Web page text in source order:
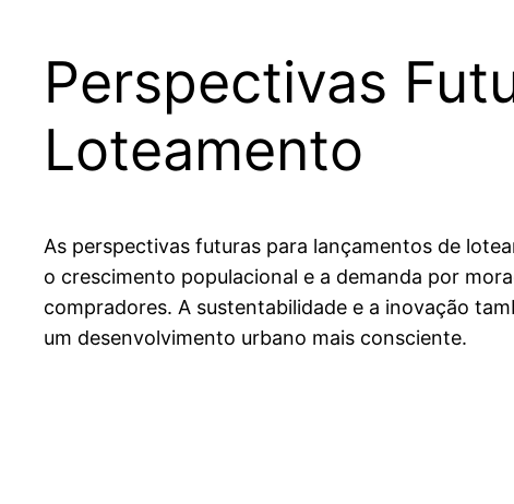
Perspectivas
Loteamento
As perspectivas futuras para lançamentos de
o crescimento populacional e a demanda por
compradores. A sustentabilidade e a inovação
um desenvolvimento urbano mais consciente.